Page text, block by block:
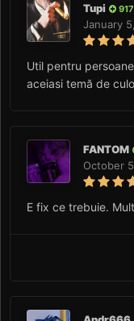
Tupi 917
January
Util pentru
aceiasi temă de
FANTOM
October
E fix ce trebuie.